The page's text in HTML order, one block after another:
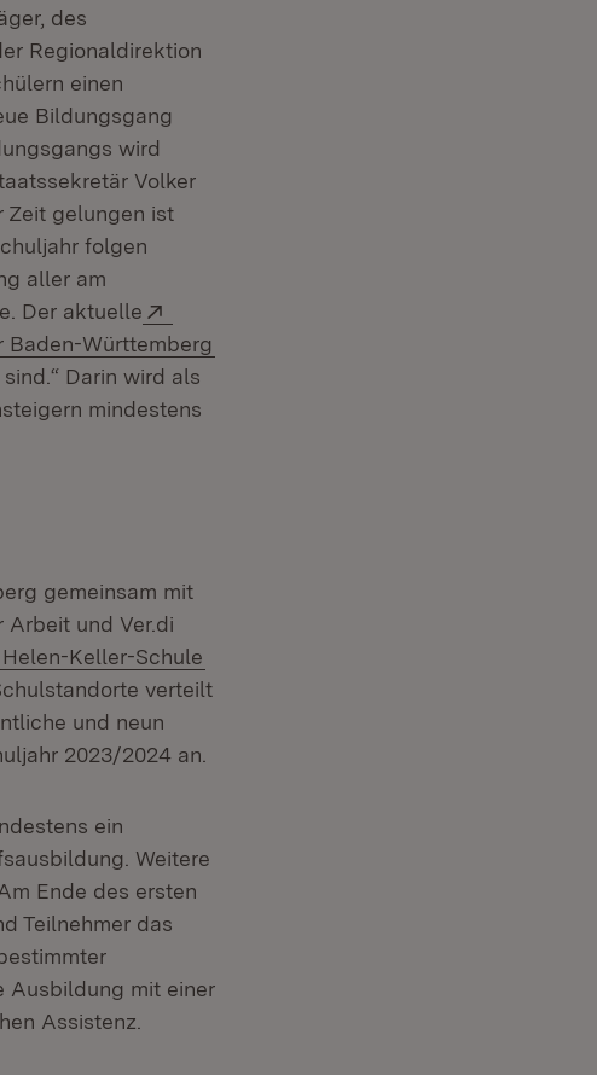
des
Regionaldirektion
einen
Bildungsgang
wird
Volker
Zeit gelungen ist
folgen
aller am
Der aktuelle
Baden-Württemberg
Darin wird als
mindestens
gemeinsam mit
und Ver.di
Extern:
Helen-Keller-Schule
verteilt
und neun
2023/2024 an.
ein
Weitere
Ende des ersten
Teilnehmer das
Ausbildung mit einer
Assistenz.